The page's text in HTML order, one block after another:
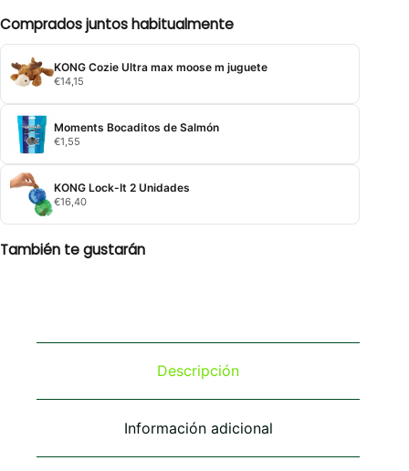
Comprados juntos habitualmente
KONG Cozie Ultra max moose m juguete
€14,15
Moments Bocaditos de Salmón
€1,55
KONG Lock-It 2 Unidades
€16,40
También te gustarán
Descripción
Información adicional